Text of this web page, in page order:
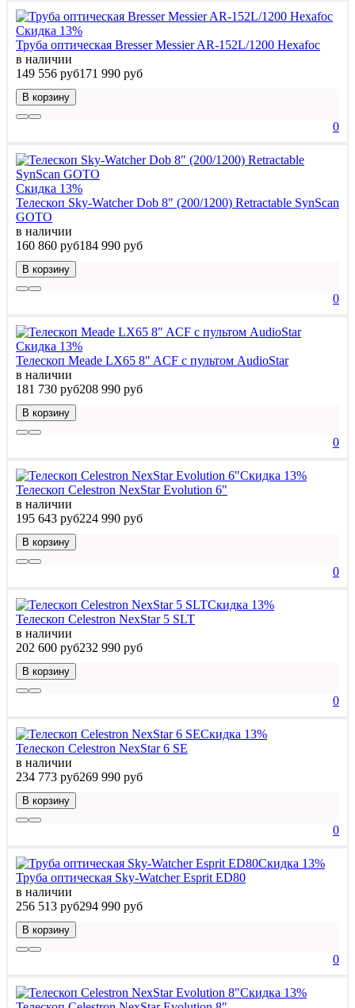
Скидка 13%
Труба оптическая Bresser Messier AR-152L/1200 Hexafoc
в наличии
149 556 руб171 990 руб
В корзину
0
Скидка 13%
Телескоп Sky-Watcher Dob 8" (200/1200) Retractable SynScan
GOTO
в наличии
160 860 руб184 990 руб
В корзину
0
Скидка 13%
Телескоп Meade LX65 8" ACF с пультом AudioStar
в наличии
181 730 руб208 990 руб
В корзину
0
Скидка 13%
Телескоп Celestron NexStar Evolution 6"
в наличии
195 643 руб224 990 руб
В корзину
0
Скидка 13%
Телескоп Celestron NexStar 5 SLT
в наличии
202 600 руб232 990 руб
В корзину
0
Скидка 13%
Телескоп Celestron NexStar 6 SE
в наличии
234 773 руб269 990 руб
В корзину
0
Скидка 13%
Труба оптическая Sky-Watcher Esprit ED80
в наличии
256 513 руб294 990 руб
В корзину
0
Скидка 13%